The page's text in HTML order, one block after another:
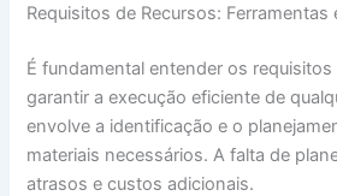
Requisitos de Recursos: Ferramentas
É fundamental entender os
garantir a execução eficiente de
envolve a identificação e o
materiais necessários. A falta de
atrasos e custos adicionais.